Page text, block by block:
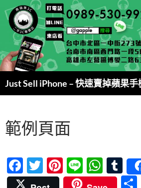
至
內
容
尋
範例頁面
F
ac
T
w
Pi
nt
Li
n
W
h
T
u